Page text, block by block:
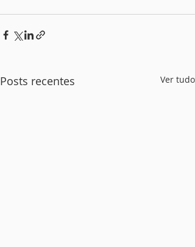
Posts recentes Ver tudo